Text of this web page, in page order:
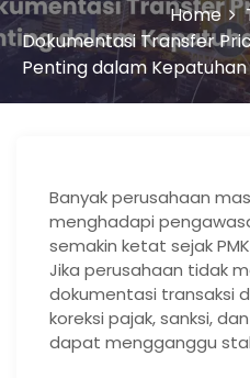
Home
Dokumentasi Transfer
Penting dalam
Banyak perusahaan
menghadapi
semakin ketat sejak
Jika perusahaan tidak
dokumentasi transaksi
koreksi pajak, sanksi,
dapat mengganggu